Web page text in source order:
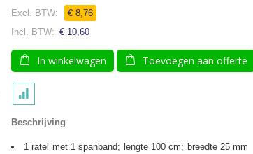
€ 8,76
€ 10,60
In winkelwagen Toevoegen aan offerte
Beschrijving
1 ratel met 1 spanband; lengte 100 cm; breedte 25 mm